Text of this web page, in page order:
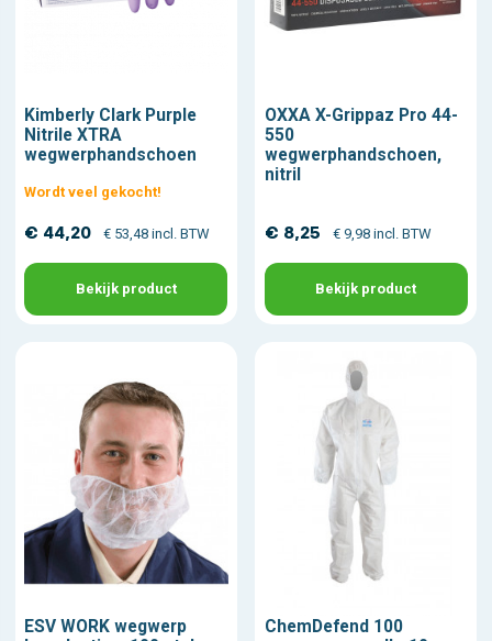
Kimberly Clark Purple
Nitrile XTRA
wegwerphandschoen
Wordt veel gekocht!
€ 44,20 € 53,48 incl. BTW
Bekijk product
OXXA X-Grippaz Pro 44-
550
wegwerphandschoen,
nitril
€ 8,25 € 9,98 incl. BTW
Bekijk product
ESV WORK wegwerp
ChemDefend 100